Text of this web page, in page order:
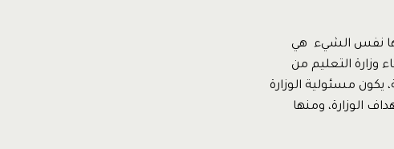
نفس الشيء هي
وزارة التعليم من
مسئولية الوزارة
الوزارة، ومنها